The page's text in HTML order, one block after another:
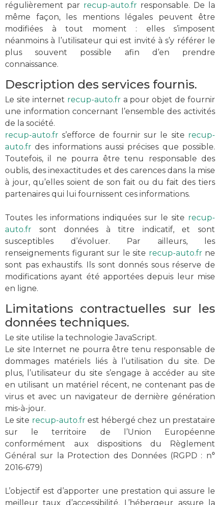
régulièrement par recup-auto.fr responsable. De la
même façon, les mentions légales peuvent être
modifiées à tout moment : elles s’imposent
néanmoins à l’utilisateur qui est invité à s’y référer le
plus souvent possible afin d’en prendre
connaissance.
Description des services fournis.
Le site internet recup-auto.fra pour objet de fournir
une information concernant l’ensemble des activités
de la société.
recup-auto.fr s’efforce de fournir sur le site recup-
auto.fr des informations aussi précises que possible.
Toutefois, il ne pourra être tenu responsable des
oublis, des inexactitudes et des carences dans la mise
à jour, qu’elles soient de son fait ou du fait des tiers
partenaires qui lui fournissent ces informations.
Toutes les informations indiquées sur le site recup-
auto.fr sont données à titre indicatif, et sont
susceptibles d’évoluer. Par ailleurs, les
renseignements figurant sur le site recup-auto.frne
sont pas exhaustifs. Ils sont donnés sous réserve de
modifications ayant été apportées depuis leur mise
en ligne.
Limitations contractuelles sur les
données techniques.
Le site utilise la technologie JavaScript.
Le site Internet ne pourra être tenu responsable de
dommages matériels liés à l’utilisation du site. De
plus, l’utilisateur du site s’engage à accéder au site
en utilisant un matériel récent, ne contenant pas de
virus et avec un navigateur de dernière génération
mis-à-jour.
Le site recup-auto.frest hébergé chez un prestataire
sur le territoire de l’Union Européenne
conformément aux dispositions du Règlement
Général sur la Protection des Données (RGPD : n°
2016-679)
L’objectif est d’apporter une prestation qui assure le
meilleur taux d’accessibilité. L’hébergeur assure la